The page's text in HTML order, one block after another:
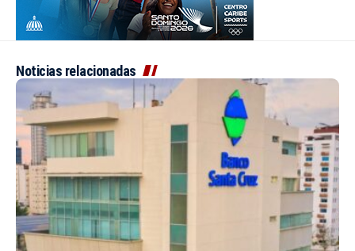
Noticias relacionadas